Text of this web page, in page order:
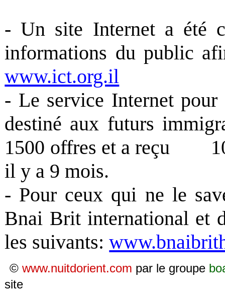
- Un site Internet a été
informations du public
www.ict.org.il
- Le service Internet
destiné aux futurs
1500 offres et a reçu
il y a 9 mois.
- Pour ceux qui ne le
Bnai Brit international et
les suivants:
© www.nuitdorient.com par le groupe
site